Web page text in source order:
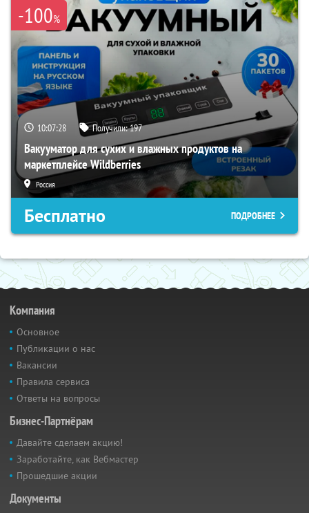
-100%
10:07:27 Получили:197
Вакууматор для сухих и влажных продуктов на
маркетплейсе Wildberries
Россия
Бесплатно ПОДРОБНЕЕ
Компания
Основное
Публикации о нас
Вакансии
Правила сервиса
Ответы на вопросы
Бизнес-Партнёрам
Давайте сделаем акцию!
Заработайте, как Вебмастер
Прошедшие акции
Документы